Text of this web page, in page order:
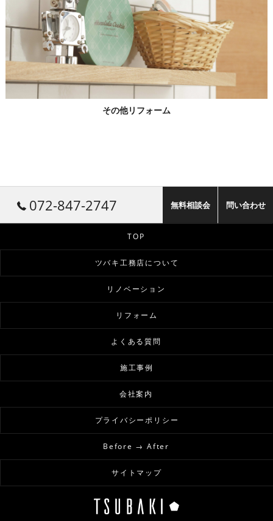
その他リフォーム
072-847-2747 無料相談会 問い合わせ
TOP
ツバキ工務店について
リノベーション
リフォーム
よくある質問
施工事例
会社案内
プライバシーポリシー
Before → After
サイトマップ